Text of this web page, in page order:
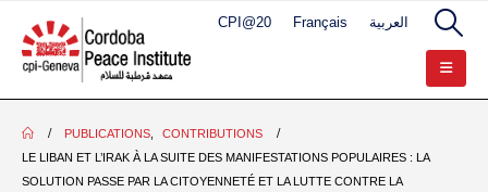
CPI@20 Français العربية
PUBLICATIONS,
CONTRIBUTIONS
LE LIBAN ET L’IRAK À LA SUITE DES MANIFESTATIONS POPULAIRES : LA
SOLUTION PASSE PAR LA CITOYENNETÉ ET LA LUTTE CONTRE LA